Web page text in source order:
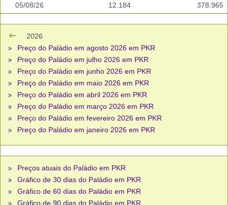
05/08/26 12.184 378.965
2026
Preço do Paládio em agosto 2026 em PKR
Preço do Paládio em julho 2026 em PKR
Preço do Paládio em junho 2026 em PKR
Preço do Paládio em maio 2026 em PKR
Preço do Paládio em abril 2026 em PKR
Preço do Paládio em março 2026 em PKR
Preço do Paládio em fevereiro 2026 em PKR
Preço do Paládio em janeiro 2026 em PKR
Preços atuais do Paládio em PKR
Gráfico de 30 dias do Paládio em PKR
Gráfico de 60 dias do Paládio em PKR
Gráfico de 90 dias do Paládio em PKR